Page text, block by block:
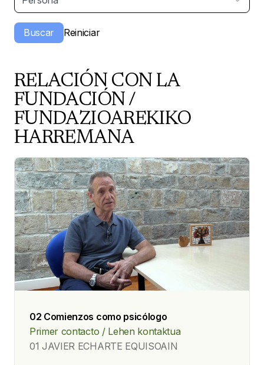
RELACIÓN CON LA
FUNDACIÓN /
FUNDAZIOAREKIKO
HARREMANA
02 Comienzos como psicólogo
Primer contacto / Lehen kontaktua
01 JAVIER ECHARTE EQUISOAIN